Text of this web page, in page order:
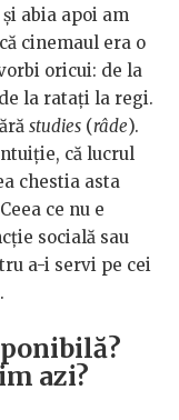
abia apoi am
cinemaul era o
oricui: de la
la ratați la regi.
studies (râde).
că lucrul
chestia asta
ce nu e
socială sau
a-i servi pe cei
azi?